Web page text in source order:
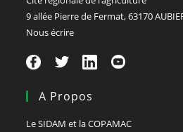
9 allée Pierre de Fermat, 63170
Nous écrire
A Propos
Le SIDAM et la COPAMAC